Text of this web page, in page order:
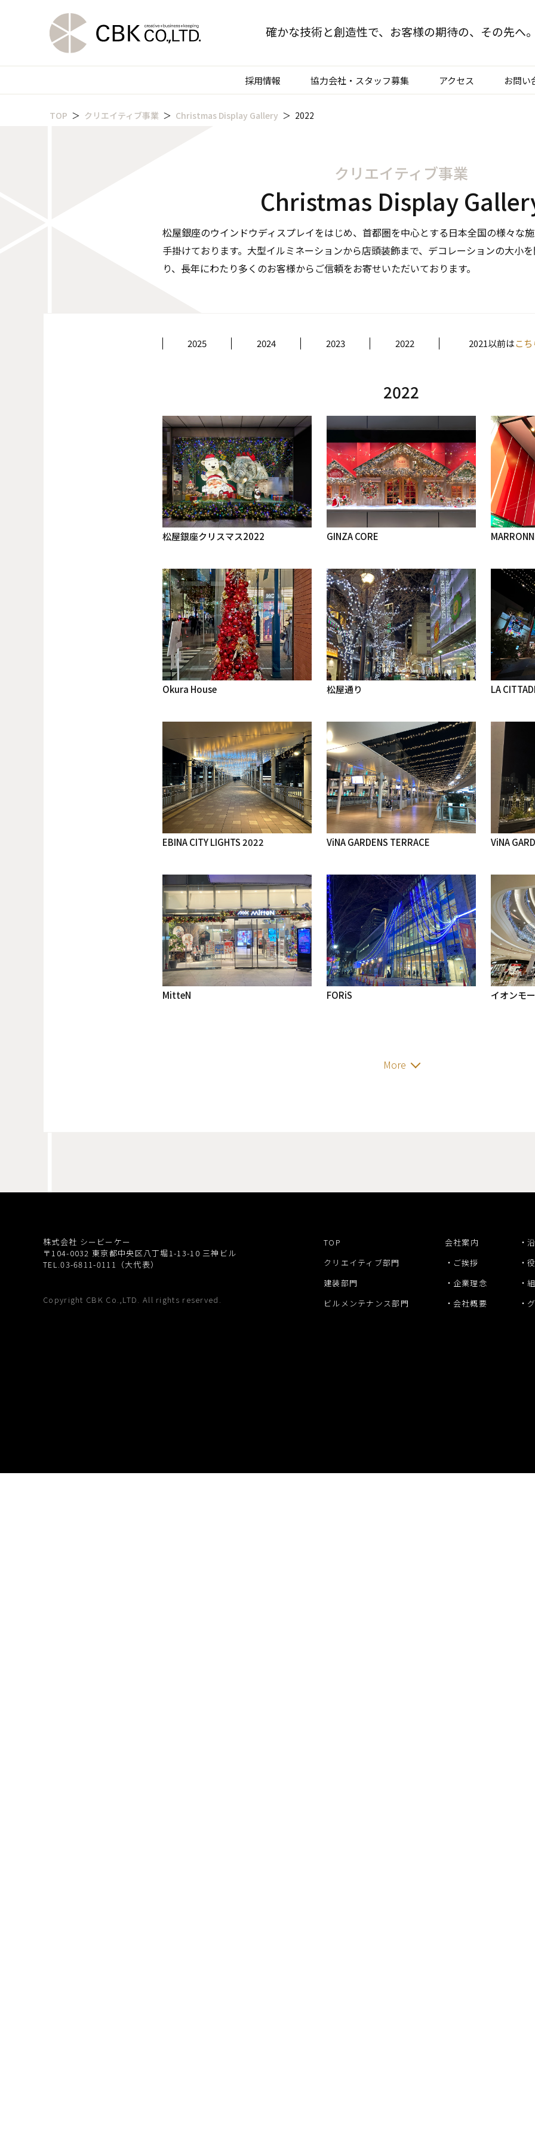
確かな技術と創造性で、 お客様の期待の、その先へ。
建装部門
ビルメンテナンス部門
採用情報 協力会社・スタッフ募集 アクセス お問い
TOP クリエイティブ事業 Christmas Display Gallery 2022
クリエイティブ事業
Christmas Display
松屋銀座のウインドウディスプレイをはじめ、首都圏を中心とする日本全国の様々な
手掛けております。大型イルミネーションから店頭装飾まで、デコレーションの大小
り、長年にわたり多くのお客様からご信頼をお寄せいただいております。
2025 2024 2023 2022 2021以前はこち
2022
松屋銀座クリスマス2022 GINZA CORE
Okura House 松屋通り LA
EBINA CITY LIGHTS 2022 ViNA GARDENS TERRACE ViNA
MitteN FORiS イオンモ
More
株式会社 シービーケー
〒104-0032 東京都中央区八丁堀1-13-10 三神ビル
TEL.03-6811-0111（大代表）
TOP
クリエイティブ部門
建装部門
ビルメンテナンス部門
会社案内
ご挨拶
企業理念
会社概要
Copyright CBK Co.,LTD. All rights reserved.